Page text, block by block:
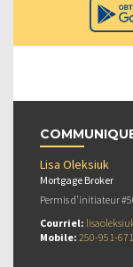
Lisa Oleksiuk
Mortgage Broker
Permis d’initiateur
Courriel:
Mobile: 250-951-